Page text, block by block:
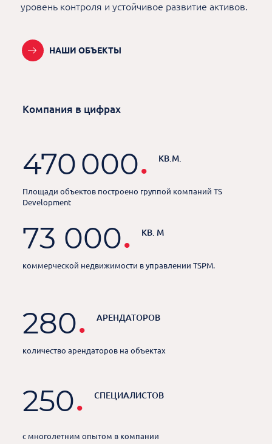
уровень контроля и устойчивое развитие активов.
НАШИ ОБЪЕКТЫ
Компания в цифрах
470 000. КВ.М.
Площади объектов построено группой компаний TS
Development
73 000. КВ. М
коммерческой недвижимости в управлении TSPM.
280. АРЕНДАТОРОВ
количество арендаторов на объектах
250. СПЕЦИАЛИСТОВ
с многолетним опытом в компании